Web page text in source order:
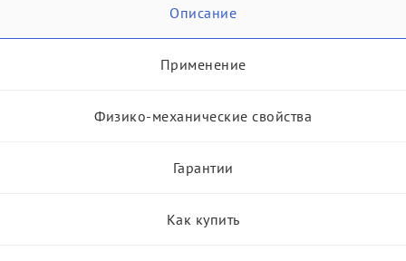
Описание
Применение
Физико-механические свойства
Гарантии
Как купить